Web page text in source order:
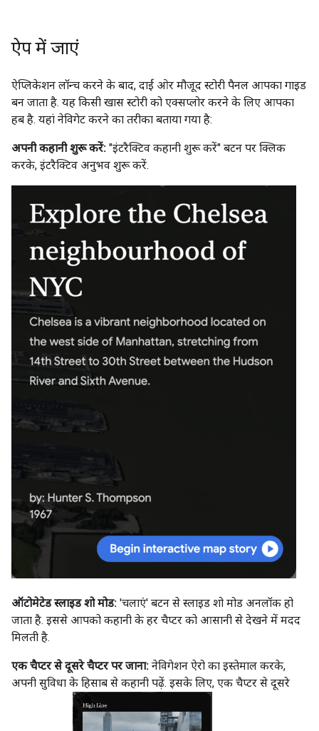
ऐप में जाएं
ऐप्लिकेशन लॉन्च करने के बाद, दाईं ओर मौजूद स्टोरी पैनल आपका गाइड
बन जाता है. यह किसी खास स्टोरी को एक्सप्लोर करने के लिए आपका
हब है. यहां नेविगेट करने का तरीका बताया गया है:
अपनी कहानी शुरू करें: "इंटरैक्टिव कहानी शुरू करें" बटन पर क्लिक
करके, इंटरैक्टिव अनुभव शुरू करें.
ऑटोमेटेड स्लाइड शो मोड: 'चलाएं' बटन से स्लाइड शो मोड अनलॉक हो
जाता है. इससे आपको कहानी के हर चैप्टर को आसानी से देखने में मदद
मिलती है.
एक चैप्टर से दूसरे चैप्टर पर जाना: नेविगेशन ऐरो का इस्तेमाल करके,
अपनी सुविधा के हिसाब से कहानी पढ़ें. इसके लिए, एक चैप्टर से दूसरे